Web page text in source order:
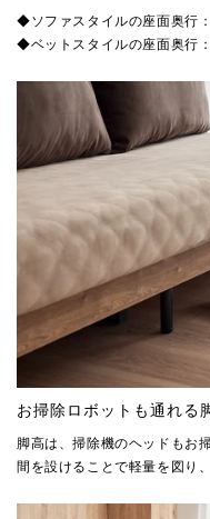
◆ソファスタイルの座面奥行
◆ベットスタイルの座面奥行：
お掃除ロボットも通れる
脚高は、掃除機のヘッドもお
間を設けることで軽量を図り